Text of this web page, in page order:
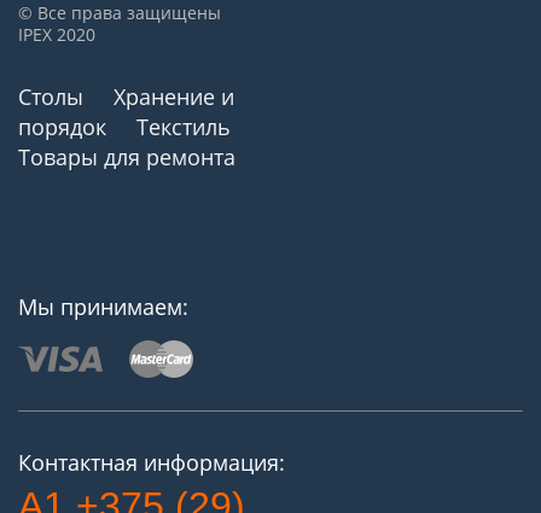
© Все права защищены
IPEX 2020
Столы
Хранение и
порядок
Текстиль
Товары для ремонта
Мы принимаем:
Контактная информация: